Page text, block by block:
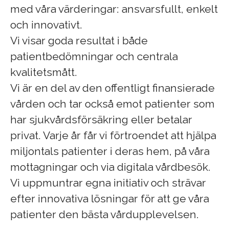
med våra värderingar: ansvarsfullt, enkelt
och innovativt.
Vi visar goda resultat i både
patientbedömningar och centrala
kvalitetsmått.
Vi är en del av den offentligt finansierade
vården och tar också emot patienter som
har sjukvårdsförsäkring eller betalar
privat. Varje år får vi förtroendet att hjälpa
miljontals patienter i deras hem, på våra
mottagningar och via digitala vårdbesök.
Vi uppmuntrar egna initiativ och strävar
efter innovativa lösningar för att ge våra
patienter den bästa vårdupplevelsen.